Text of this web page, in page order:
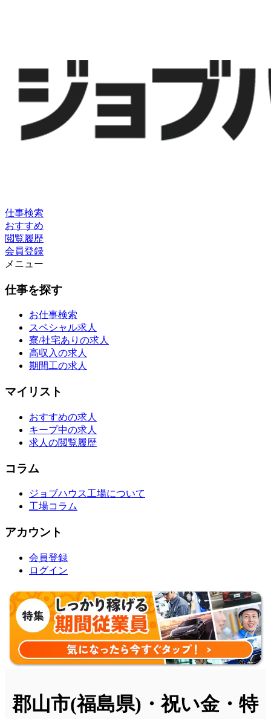
仕事検索
おすすめ
閲覧履歴
会員登録
メニュー
仕事を探す
お仕事検索
スペシャル求人
寮/社宅ありの求人
高収入の求人
期間工の求人
マイリスト
おすすめの求人
キープ中の求人
求人の閲覧履歴
コラム
ジョブハウス工場について
工場コラム
アカウント
会員登録
ログイン
郡山市(福島県)・祝い金・特